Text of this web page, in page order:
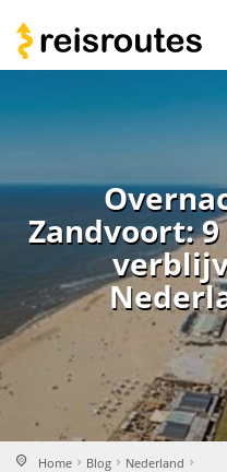
Zandvoort:
Home Blog
Nederland